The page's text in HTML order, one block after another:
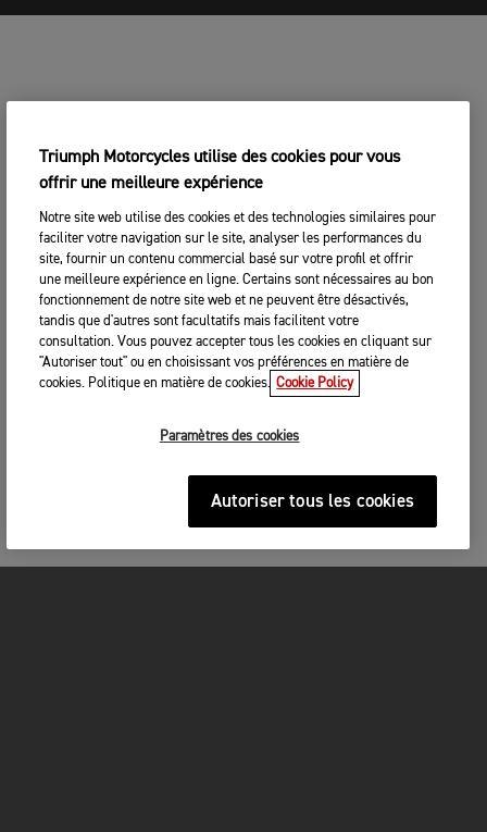
Triumph Motorcycles utilise des cookies pour vous
offrir une meilleure expérience
Notre site web utilise des cookies et des technologies similaires pour
faciliter votre navigation sur le site, analyser les performances du
site, fournir un contenu commercial basé sur votre profil et offrir
une meilleure expérience en ligne. Certains sont nécessaires au bon
fonctionnement de notre site web et ne peuvent être désactivés,
tandis que d'autres sont facultatifs mais facilitent votre
consultation. Vous pouvez accepter tous les cookies en cliquant sur
"Autoriser tout" ou en choisissant vos préférences en matière de
cookies. Politique en matière de cookies. Cookie Policy
Paramètres des cookies
Autoriser tous les cookies